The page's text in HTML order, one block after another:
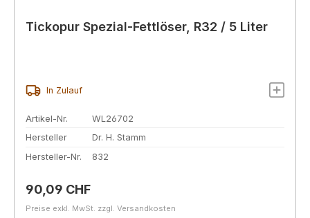
Tickopur Spezial-Fettlöser, R32 / 5 Liter
In Zulauf
Artikel-Nr.
WL26702
Hersteller
Dr. H. Stamm
Hersteller-Nr.
832
Regulärer Preis:
90,09 CHF
Preise exkl. MwSt. zzgl. Versandkosten